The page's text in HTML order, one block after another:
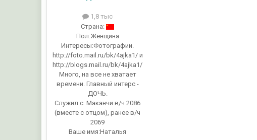
1,8 тыс
Страна:
Пол:Женщина
Интересы:Фотографии.
http://foto.mail.ru/bk/4ajka1/ и
http://blogs.mail.ru/bk/4ajka1/
Много, на все не хватает
времени. Главный интерс -
ДОЧЬ.
Служил:с. Маканчи в/ч 2086
(вместе с отцом), ранее в/ч
2069
Ваше имя:Наталья